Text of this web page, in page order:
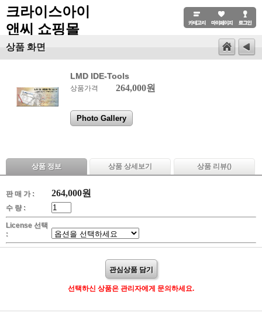
크라이스아이
앤씨 쇼핑몰
상품 화면
LMD IDE-Tools
상품가격 264,000원
Photo Gallery
상품 정보 상품 상세보기 상품 리뷰()
판 매 가 : 264,000원
수 량 :
License 선택
:
관심상품 담기
선택하신 상품은 관리자에게 문의하세요.